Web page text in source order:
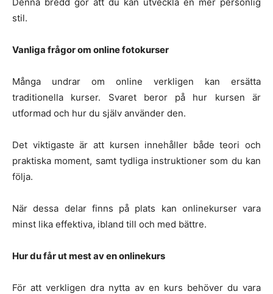
stil.
Vanliga frågor om online fotokurser
Många undrar om online verkligen kan ersätta
traditionella kurser. Svaret beror på hur kursen är
utformad och hur du själv använder den.
Det viktigaste är att kursen innehåller både teori och
praktiska moment, samt tydliga instruktioner som du kan
följa.
När dessa delar finns på plats kan onlinekurser vara
minst lika effektiva, ibland till och med bättre.
Hur du får ut mest av en onlinekurs
För att verkligen dra nytta av en kurs behöver du vara